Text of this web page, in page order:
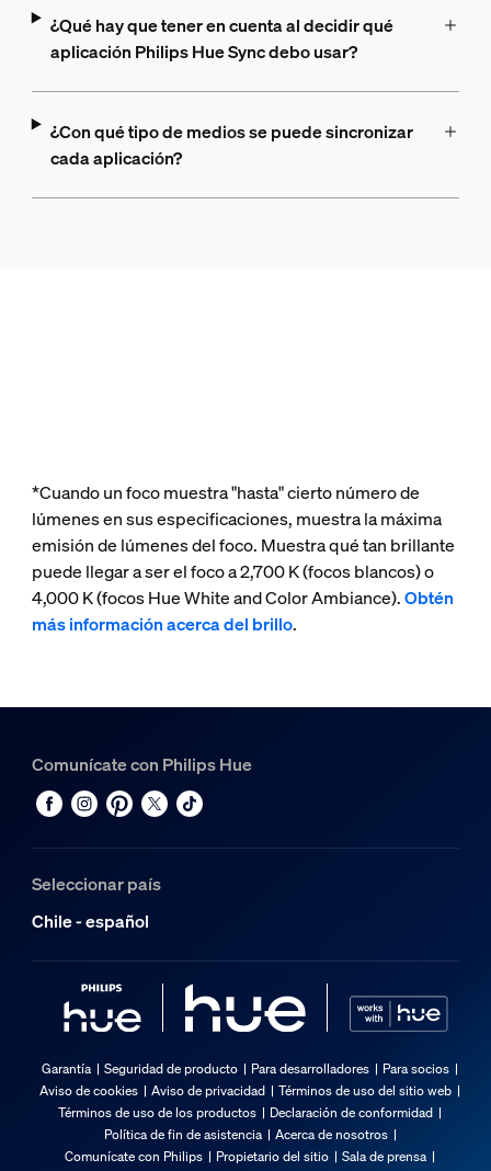
¿Qué hay que tener en cuenta al decidir qué
aplicación Philips Hue Sync debo usar?
¿Con qué tipo de medios se puede sincronizar
cada aplicación?
*Cuando un foco muestra "hasta" cierto número de
lúmenes en sus especificaciones, muestra la máxima
emisión de lúmenes del foco. Muestra qué tan brillante
puede llegar a ser el foco a 2,700 K (focos blancos) o
4,000 K (focos Hue White and Color Ambiance).Obtén
más información acerca del brillo.
Comunícate con Philips Hue
Seleccionar país
Chile - español
Garantía Seguridad de producto Para desarrolladores
Para socios
Aviso de cookies
Aviso de privacidad
Términos de uso del sitio web
Términos de uso de los productos
Declaración de conformidad
Política de fin de asistencia
Acerca de nosotros
Comunícate con Philips
Propietario del sitio
Sala de prensa